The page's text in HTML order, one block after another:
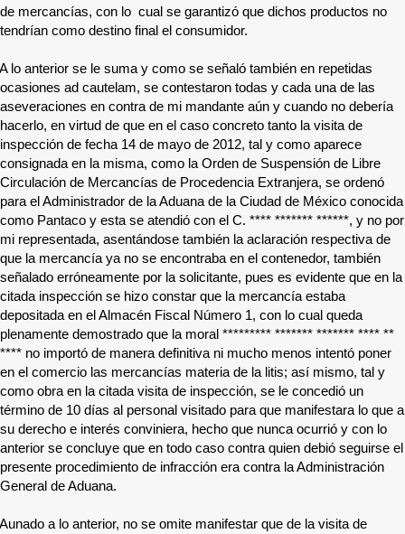
de mercancías, con lo cual se garantizó que dichos productos no
tendrían como destino final el consumidor.
A lo anterior se le suma y como se señaló también en repetidas
ocasiones ad cautelam, se contestaron todas y cada una de las
aseveraciones en contra de mi mandante aún y cuando no debería
hacerlo, en virtud de que en el caso concreto tanto la visita de
inspección de fecha 14 de mayo de 2012, tal y como aparece
consignada en la misma, como la Orden de Suspensión de Libre
Circulación de Mercancías de Procedencia Extranjera, se ordenó
para el Administrador de la Aduana de la Ciudad de México conocida
como Pantaco y esta se atendió con el C. **** ******* ******, y no por
mi representada, asentándose también la aclaración respectiva de
que la mercancía ya no se encontraba en el contenedor, también
señalado erróneamente por la solicitante, pues es evidente que en la
citada inspección se hizo constar que la mercancía estaba
depositada en el Almacén Fiscal Número 1, con lo cual queda
plenamente demostrado que la moral ********* ******* ******* **** **
**** no importó de manera definitiva ni mucho menos intentó poner
en el comercio las mercancías materia de la litis; así mismo, tal y
como obra en la citada visita de inspección, se le concedió un
término de 10 días al personal visitado para que manifestara lo que a
su derecho e interés conviniera, hecho que nunca ocurrió y con lo
anterior se concluye que en todo caso contra quien debió seguirse el
presente procedimiento de infracción era contra la Administración
General de Aduana.
Aunado a lo anterior, no se omite manifestar que de la visita de